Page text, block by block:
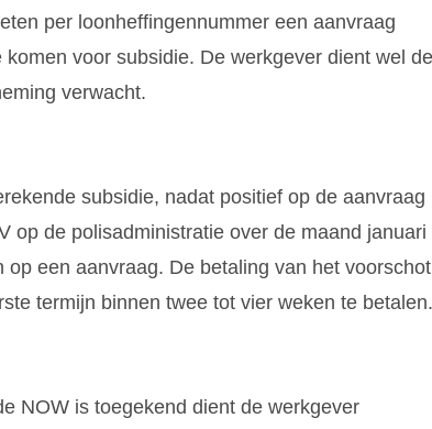
per loonheffingennummer een aanvraag
voor subsidie. De werkgever dient wel de
verwacht.
subsidie, nadat positief op de aanvraag
op de polisadministratie over de maand januari
een aanvraag. De betaling van het voorschot
termijn binnen twee tot vier weken te betalen.
NOW is toegekend dient de werkgever